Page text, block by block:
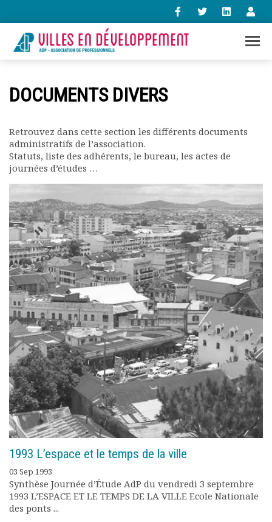
contact@villes-developpement.org
Accueil
L’association
Qui sommes-nous ?
Le bureau
Statuts de l’association
Vie de l’association
Calendrier des activités
Assemblées générales
Comptes rendus mensuels
Rapports moraux
Rapports financiers
Nous rejoindre
Le bulletin
Présentation du bulletin
Comité de rédaction
Bulletins Villes en
développement
Kiosk
Ressources
Nos actions
Podcast-AdP
Dîners débats
Journées d’études
Concours vidéo
Matinales
Nos partenaires
DOCUMENTS DIVERS
Retrouvez dans cette section les différents documents
administratifs de l’association.
Statuts, liste des adhérents, le bureau, les actes de
journées d’études …
1993 L’espace et le temps de la ville
03 Sep 1993
Synthèse Journée d’Étude AdP du vendredi 3 septembre
1993 L’ESPACE ET LE TEMPS DE LA VILLE Ecole Nationale
des ponts ...